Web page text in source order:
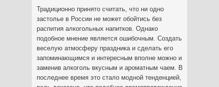
Традиционно принято считать, что ни одно
застолье в России не может обойтись без
распития алкогольных напитков. Однако
подобное мнение является ошибочным. Создать
веселую атмосферу праздника и сделать его
запоминающимся и интересным вполне можно и
заменив алкоголь вкусным и ароматным чаем. В
последнее время это стало модной тенденцией,